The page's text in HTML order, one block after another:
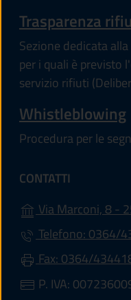
Trasparenza
Sezione dedicata
per i quali è previsto
servizio rifiuti
Whistleblowing
Procedura per le
CONTATTI
Via Marconi, 8 -
Telefono: 0364/
Fax: 0364/
P. IVA: